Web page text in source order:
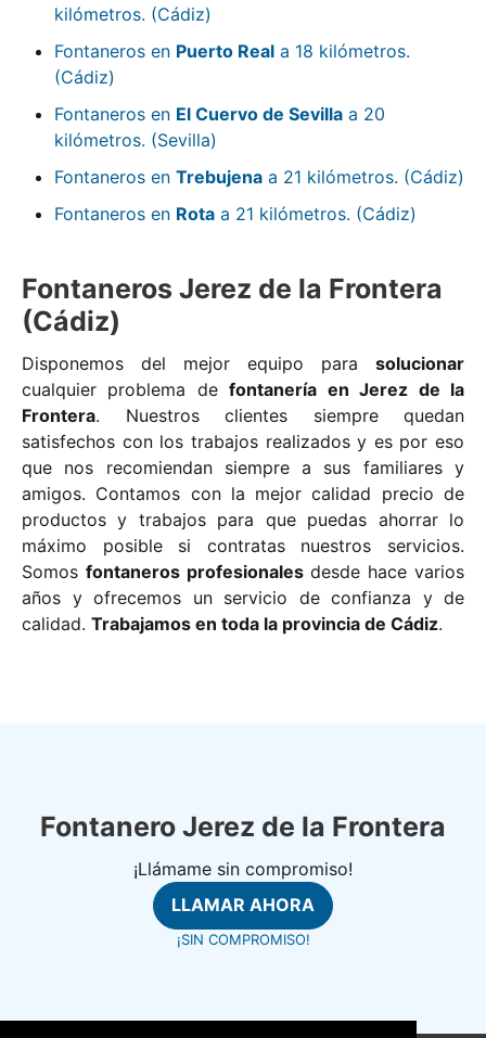
kilómetros. (Cádiz)
Fontaneros en Puerto Real a 18 kilómetros.
(Cádiz)
Fontaneros en El Cuervo de Sevilla a 20
kilómetros. (Sevilla)
Fontaneros en Trebujena a 21 kilómetros. (Cádiz)
Fontaneros en Rota a 21 kilómetros. (Cádiz)
Fontaneros Jerez de la Frontera
(Cádiz)
Disponemos del mejor equipo para solucionar
cualquier problema defontanería en Jerez de la
Frontera. Nuestros clientes siempre quedan
satisfechos con los trabajos realizados y es por eso
que nos recomiendan siempre a sus familiares y
amigos. Contamos con la mejor calidad precio de
productos y trabajos para que puedas ahorrar lo
máximo posible si contratas nuestros servicios.
Somos fontaneros profesionalesdesde hace varios
años y ofrecemos un servicio de confianza y de
calidad. Trabajamos en toda la provincia de Cádiz.
Fontanero Jerez de la Frontera
¡Llámame sin compromiso!
LLAMAR AHORA
¡SIN COMPROMISO!